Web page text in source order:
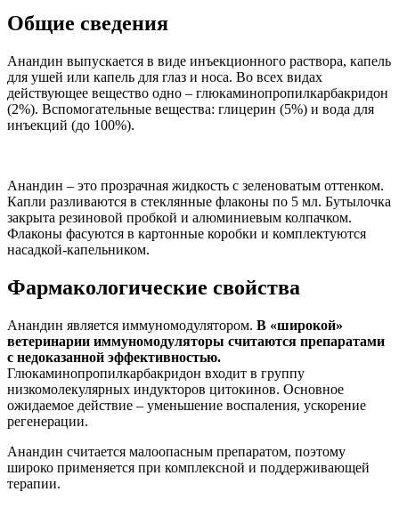
Общие сведения
Анандин выпускается в виде инъекционного раствора, капель
для ушей или капель для глаз и носа. Во всех видах
действующее вещество одно – глюкаминопропилкарбакридон
(2%). Вспомогательные вещества: глицерин (5%) и вода для
инъекций (до 100%).
Анандин – это прозрачная жидкость с зеленоватым оттенком.
Капли разливаются в стеклянные флаконы по 5 мл. Бутылочка
закрыта резиновой пробкой и алюминиевым колпачком.
Флаконы фасуются в картонные коробки и комплектуются
насадкой-капельником.
Фармакологические свойства
Анандин является иммуномодулятором. В «широкой»
ветеринарии иммуномодуляторы считаются препаратами
с недоказанной эффективностью.
Глюкаминопропилкарбакридон входит в группу
низкомолекулярных индукторов цитокинов. Основное
ожидаемое действие – уменьшение воспаления, ускорение
регенерации.
Анандин считается малоопасным препаратом, поэтому
широко применяется при комплексной и поддерживающей
терапии.